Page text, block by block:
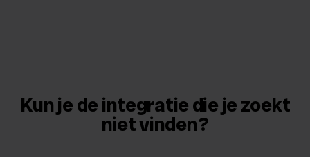
Kun je de integratie die je zoekt
niet vinden?